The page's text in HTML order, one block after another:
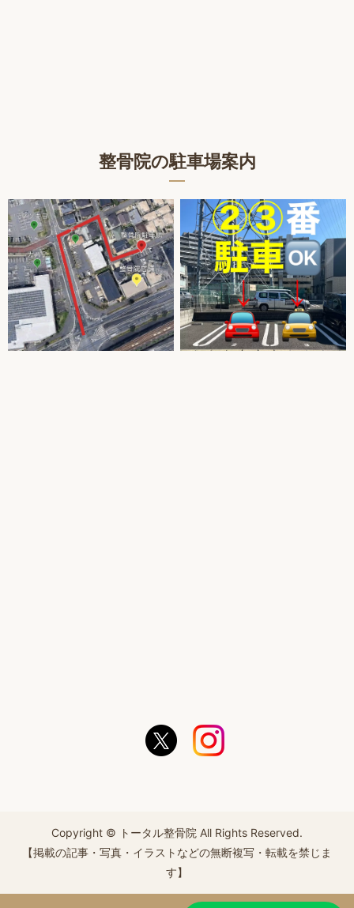
整骨院の駐車場案内
Copyright © トータル整骨院 All Rights Reserved.
【掲載の記事・写真・イラストなどの無断複写・転載を禁じま
す】